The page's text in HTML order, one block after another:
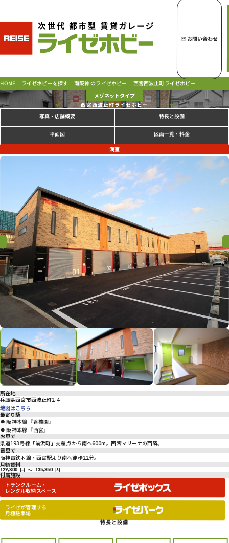
ライゼホビーの魅力
ラインナップ
ご契約の流れ・お支払方法
お問い合わせ
会社概要
特定商取引法に基づく表示
プライバシーポリシー
お問い合わせ
HOME ライゼホビーを探す 南阪神 のライゼホビー 西宮西波止町ライゼホビー
メゾネットタイプ
西宮西波止町ライゼホビー
写真・店舗概要 特長と設備
平面図 区画一覧・料金
満室
Previous
所在地
兵庫県西宮市西波止町2-4
地図はこちら
最寄り駅
阪神本線 『香櫨園』
阪神本線 『西宮』
お車で
県道193号線「前浜町」交差点から南へ600m。西宮マリーナの西隣。
電車で
阪神電鉄本線・西宮駅より南へ徒歩22分。
月額賃料
129,800 円 ～ 135,850 円
付属施設
トランクルーム・
レンタル収納スペース
ライゼが管理する
月極駐車場
特長と設備